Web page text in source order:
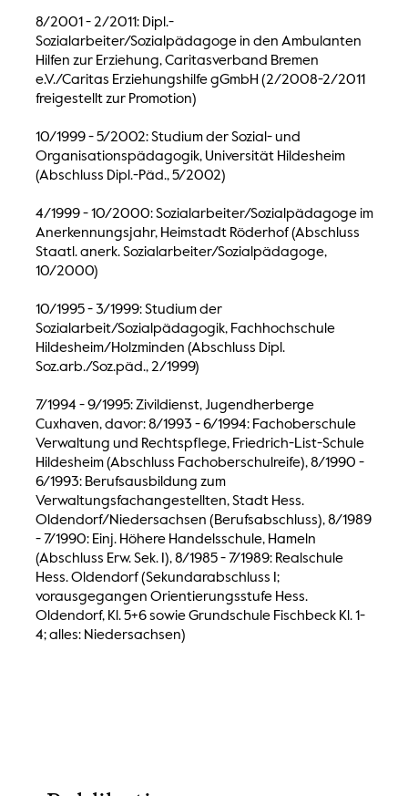
8/2001 - 2/2011: Dipl.-
Sozialarbeiter/Sozialpädagoge in den Ambulanten
Hilfen zur Erziehung, Caritasverband Bremen
e.V./Caritas Erziehungshilfe gGmbH (2/2008-2/2011
freigestellt zur Promotion)
10/1999 - 5/2002: Studium der Sozial- und
Organisationspädagogik, Universität Hildesheim
(Abschluss Dipl.-Päd., 5/2002)
4/1999 - 10/2000: Sozialarbeiter/Sozialpädagoge im
Anerkennungsjahr, Heimstadt Röderhof (Abschluss
Staatl. anerk. Sozialarbeiter/Sozialpädagoge,
10/2000)
10/1995 - 3/1999: Studium der
Sozialarbeit/Sozialpädagogik, Fachhochschule
Hildesheim/Holzminden (Abschluss Dipl.
Soz.arb./Soz.päd., 2/1999)
7/1994 - 9/1995: Zivildienst, Jugendherberge
Cuxhaven, davor: 8/1993 - 6/1994: Fachoberschule
Verwaltung und Rechtspflege, Friedrich-List-Schule
Hildesheim (Abschluss Fachoberschulreife), 8/1990 -
6/1993: Berufsausbildung zum
Verwaltungsfachangestellten, Stadt Hess.
Oldendorf/Niedersachsen (Berufsabschluss), 8/1989
- 7/1990: Einj. Höhere Handelsschule, Hameln
(Abschluss Erw. Sek. I), 8/1985 - 7/1989: Realschule
Hess. Oldendorf (Sekundarabschluss I;
vorausgegangen Orientierungsstufe Hess.
Oldendorf, Kl. 5+6 sowie Grundschule Fischbeck Kl. 1-
4; alles: Niedersachsen)